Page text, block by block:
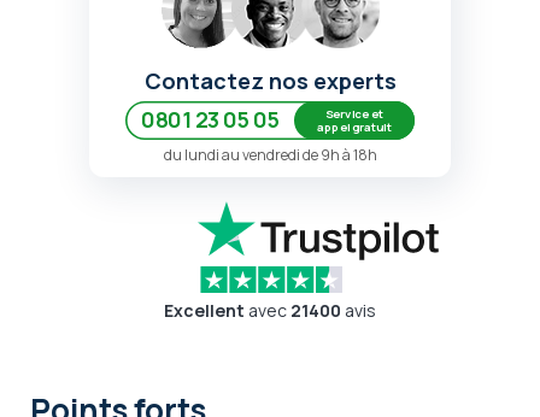
Contactez nos experts
0801 23 05 05
Service et
appel gratuit
du lundi au vendredi de 9h à 18h
Excellent avec 21400 avis